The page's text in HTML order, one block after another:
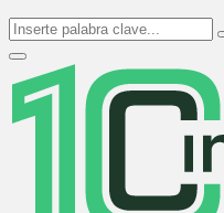
Search
for:
Primary
Menu